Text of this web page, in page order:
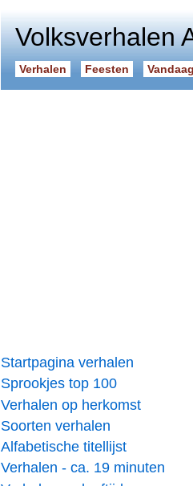
Volksverhalen
Verhalen Feesten
Startpagina verhalen
Sprookjes top 100
Verhalen op herkomst
Soorten verhalen
Alfabetische titellijst
Verhalen - ca. 19 minuten